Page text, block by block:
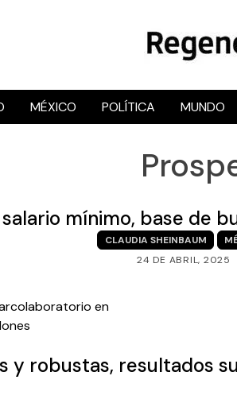
RegeneraciónMX
Sitio de
MÉXICO POLÍTICA MUNDO
mínimo, base de
CLAUDIA SHEINBAUM
24 DE ABRIL, 2025
en
y robustas, resultados